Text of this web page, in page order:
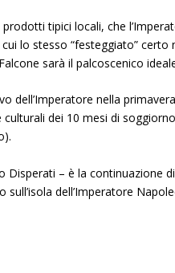
prodotti tipici locali, che
cui lo stesso “festeggiato”
sarà il palcoscenico
dell’Imperatore nella
dei 10 mesi di
Disperati – è la continuazione
sull’isola dell’Imperatore